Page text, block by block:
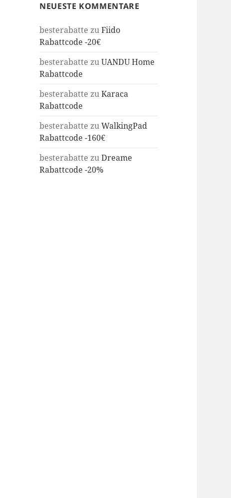
NEUESTE KOMMENTARE
besterabatte zuFiido
Rabattcode -20€
besterabatte zuUANDU Home
Rabattcode
besterabatte zuKaraca
Rabattcode
besterabatte zuWalkingPad
Rabattcode -160€
besterabatte zuDreame
Rabattcode -20%